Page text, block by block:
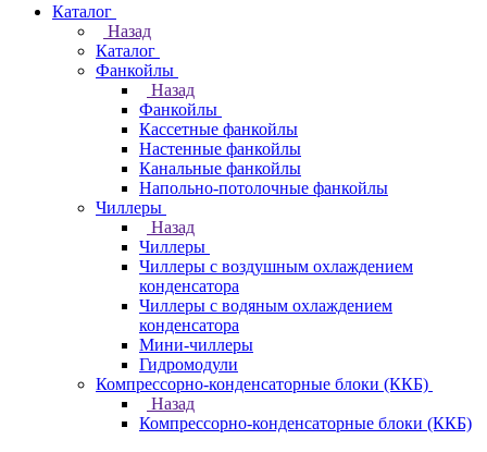
Каталог
Назад
Каталог
Фанкойлы
Назад
Фанкойлы
Кассетные фанкойлы
Настенные фанкойлы
Канальные фанкойлы
Напольно-потолочные фанкойлы
Чиллеры
Назад
Чиллеры
Чиллеры с воздушным охлаждением
конденсатора
Чиллеры с водяным охлаждением
конденсатора
Мини-чиллеры
Гидромодули
Компрессорно-конденсаторные блоки (ККБ)
Назад
Компрессорно-конденсаторные блоки (ККБ)